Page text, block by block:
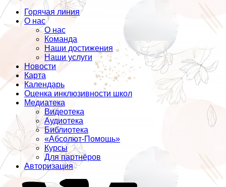
Горячая линия
О нас
О нас
Команда
Наши достижения
Наши услуги
Новости
Карта
Календарь
Оценка инклюзивности школ
Медиатека
Видеотека
Аудиотека
Библиотека
«Абсолют-Помощь»
Курсы
Для партнёров
Авторизация